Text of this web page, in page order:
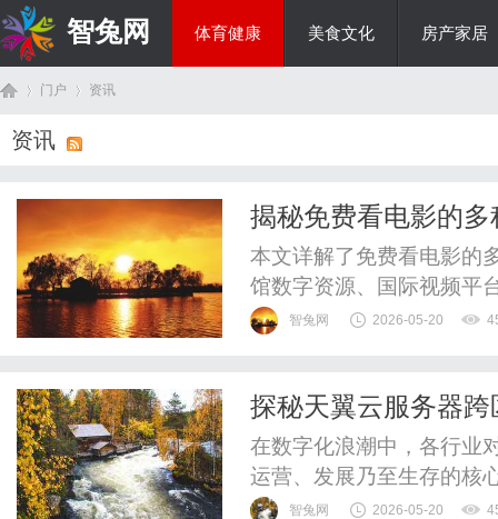
智兔网 体育健康 美食文化 房产家居
门户 资讯
资讯
揭秘免费看电影的
本文详解了免费看电影的
馆数字资源、国际视频平
护的重要性。
智兔网 2026-05-20
探秘天翼云服务器
固防线
在数字化浪潮中，各行业
运营、发展乃至生存的核
企业带来难以估量的损失
智兔网 2026-05-20